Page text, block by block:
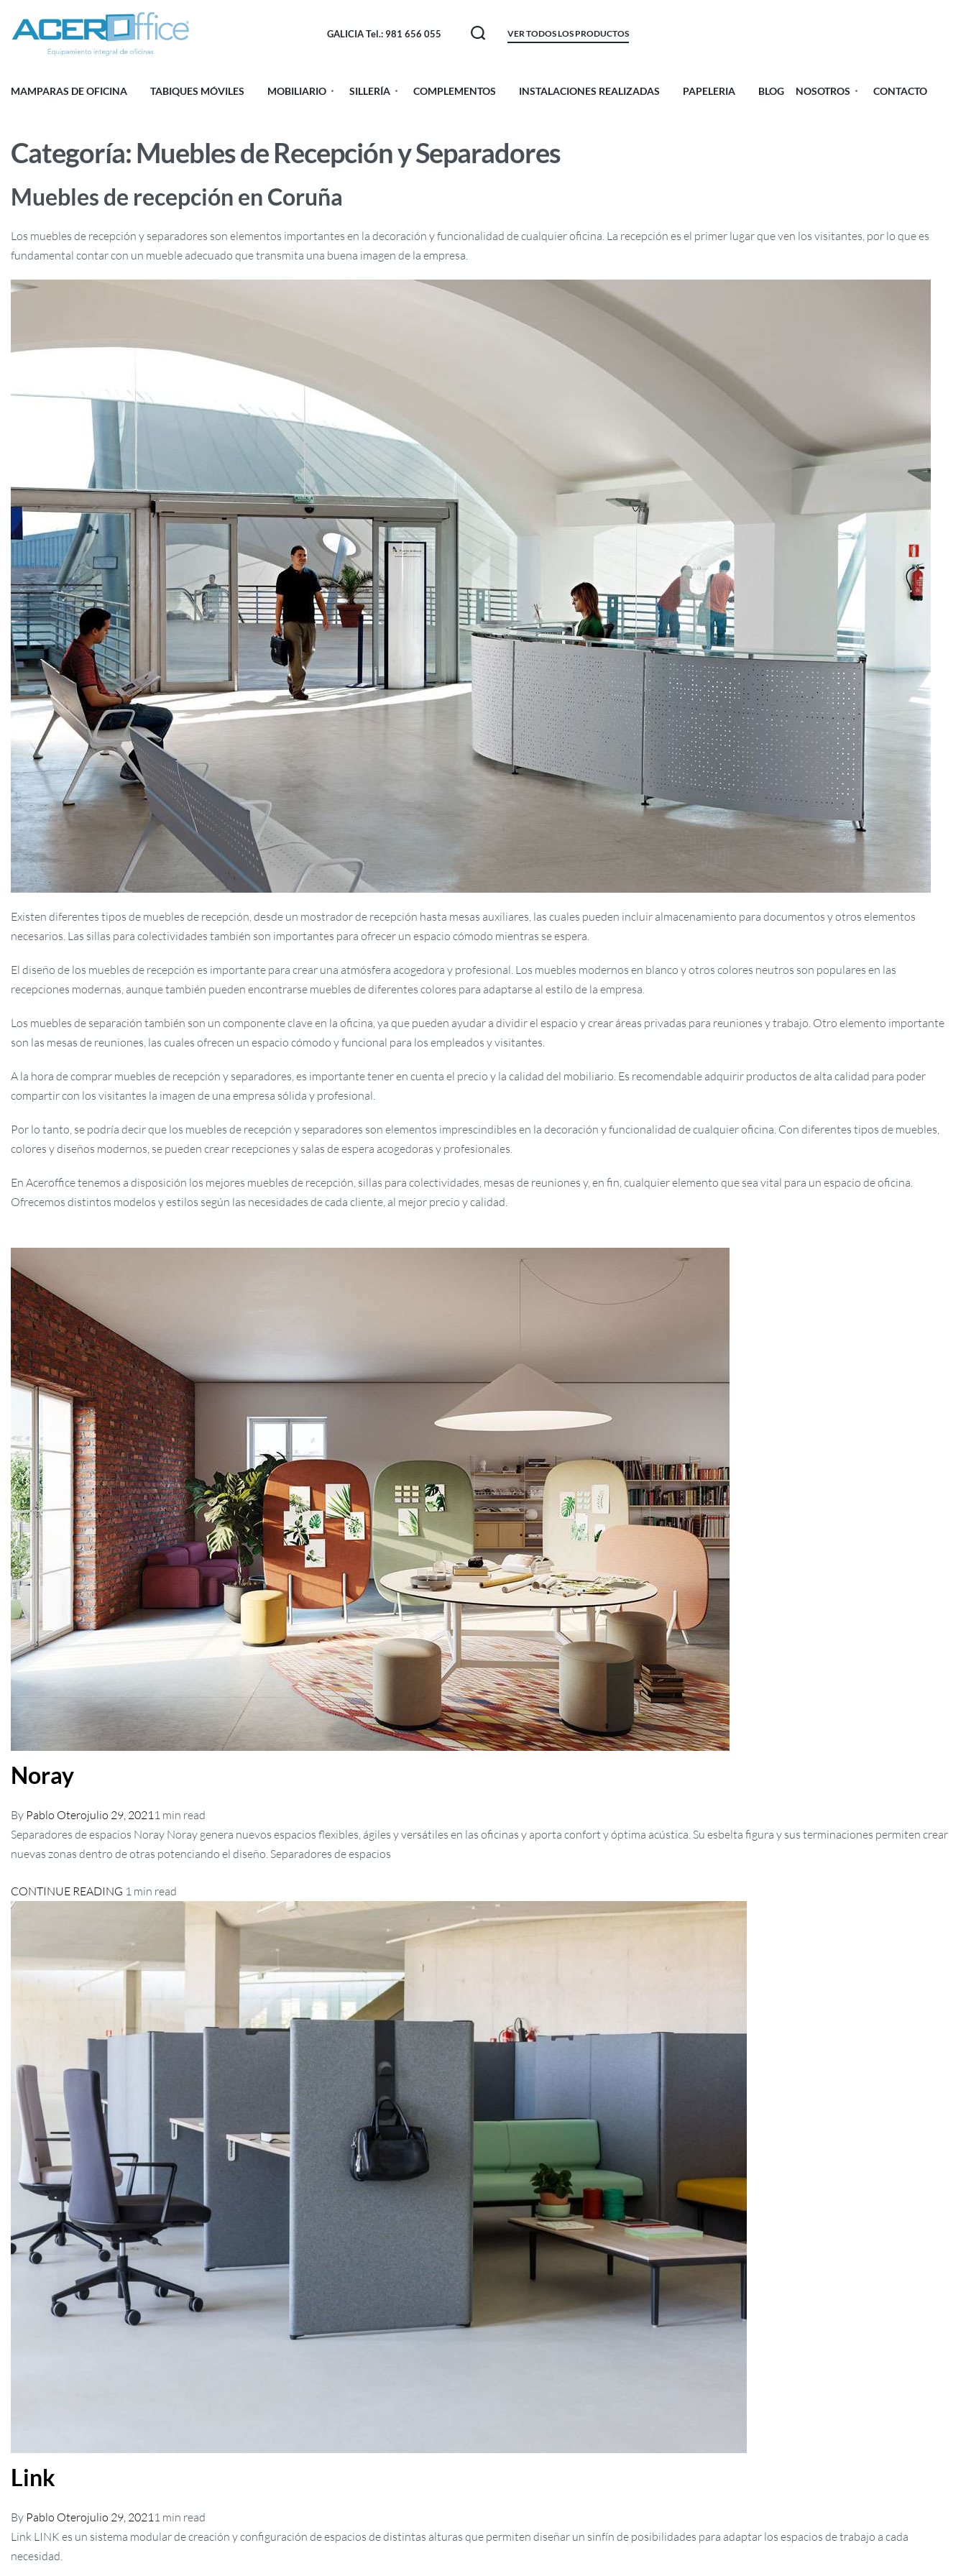
GALICIA Tel.: 981 656 055 VER TODOS LOS PRODUCTOS
MAMPARAS DE OFICINA TABIQUES MÓVILES MOBILIARIO SILLERÍA COMPLEMENTOS INSTALACIONES REALIZADAS PAPELERIA BLOG NOSOTROS CONTACTO
Categoría:Muebles de Recepción y Separadores
Muebles de recepción en Coruña
Los muebles de recepción y separadores son elementos importantes en la decoración y funcionalidad de cualquier oficina. La recepción es el primer lugar que ven los visitantes, por lo que es
fundamental contar con un mueble adecuado que transmita una buena imagen de la empresa.
Existen diferentes tipos de muebles de recepción, desde un mostrador de recepción hasta mesas auxiliares, las cuales pueden incluir almacenamiento para documentos y otros elementos
necesarios. Las sillas para colectividades también son importantes para ofrecer un espacio cómodo mientras se espera.
El diseño de los muebles de recepción es importante para crear una atmósfera acogedora y profesional. Los muebles modernos en blanco y otros colores neutros son populares en las
recepciones modernas, aunque también pueden encontrarse muebles de diferentes colores para adaptarse al estilo de la empresa.
Los muebles de separación también son un componente clave en la oficina, ya que pueden ayudar a dividir el espacio y crear áreas privadas para reuniones y trabajo. Otro elemento importante
son las mesas de reuniones, las cuales ofrecen un espacio cómodo y funcional para los empleados y visitantes.
A la hora de comprar muebles de recepción y separadores, es importante tener en cuenta el precio y la calidad del mobiliario. Es recomendable adquirir productos de alta calidad para poder
compartir con los visitantes la imagen de una empresa sólida y profesional.
Por lo tanto, se podría decir que los muebles de recepción y separadores son elementos imprescindibles en la decoración y funcionalidad de cualquier oficina. Con diferentes tipos de muebles,
colores y diseños modernos, se pueden crear recepciones y salas de espera acogedoras y profesionales.
En Aceroffice tenemos a disposición los mejores muebles de recepción, sillas para colectividades, mesas de reuniones y, en fin, cualquier elemento que sea vital para un espacio de oficina.
Ofrecemos distintos modelos y estilos según las necesidades de cada cliente, al mejor precio y calidad.
Noray
By Pablo Oterojulio 29, 2021 1 min read
Separadores de espacios Noray Noray genera nuevos espacios flexibles, ágiles y versátiles en las oficinas y aporta confort y óptima acústica. Su esbelta figura y sus terminaciones permiten crear
nuevas zonas dentro de otras potenciando el diseño. Separadores de espacios
CONTINUE READING 1 min read
Link
By Pablo Oterojulio 29, 2021 1 min read
Link LINK es un sistema modular de creación y configuración de espacios de distintas alturas que permiten diseñar un sinfín de posibilidades para adaptar los espacios de trabajo a cada
necesidad.